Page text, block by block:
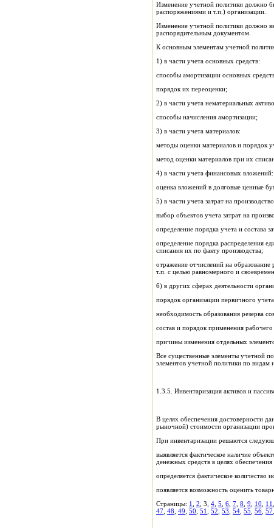
Изменение учетной политики должно
распоряжениями и т.п.) организации.
Изменение учетной политики должно
распорядительным документом.
К основным элементам учетной
1) в части учета основных средств:
способы амортизации основных
порядок их переоценки;
2) в части учета нематериальных
способы начисления амортизации;
3) в части учета материалов:
методы оценки материалов и порядок
метод оценки материалов при их
4) в части учета финансовых вложений:
оценка вложений в долговые ценные
5) в части учета затрат на
выбор объектов учета затрат на
определение порядка учета и состава
определение порядка распределения
списания их по факту производства;
отражение отчислений на образование
т.п. с целью равномерного и
6) в других сферах деятельности
порядок организации первичного
необходимость образования резерва
состав и порядок применения
причины изменения отдельных
Все существенные элементы учетной
элементов учетной политики по
1.3.5. Инвентаризация активов и
В целях обеспечения достоверности
рыночной) стоимости организации
При инвентаризации решаются
выявляется фактическое наличие
денежных средств в целях
определяется фактическое количество
появляется возможность оценить
Страницы: 1 2 , 3, 4 5 6 7 8 9 10 11
47 48 49 50 51 52 53 54 55 56 57